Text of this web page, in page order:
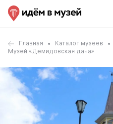
Главная Каталог музеев
Музей «Демидовская дача»